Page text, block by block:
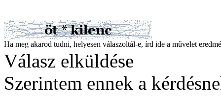
Ha meg akarod tudni, helyesen válaszoltál-e, írd ide a művelet
Válasz elküldése
Szerintem ennek a